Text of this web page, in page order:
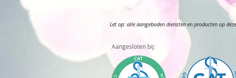
Let op: alle aangeboden diensten en producten op
Aangesloten bij: